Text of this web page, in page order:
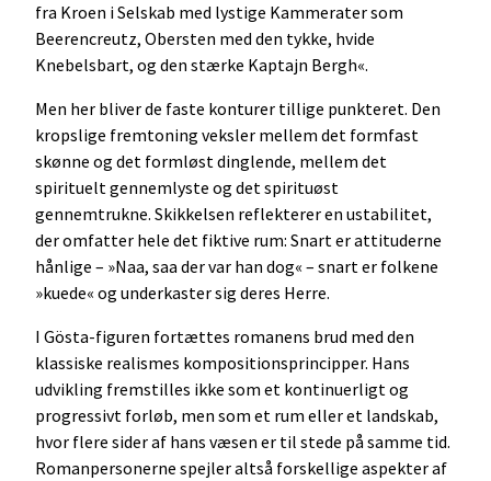
fra Kroen i Selskab med lystige Kammerater som
Beerencreutz, Obersten med den tykke, hvide
Knebelsbart, og den stærke Kaptajn Bergh«.
Men her bliver de faste konturer tillige punkteret. Den
kropslige fremtoning veksler mellem det formfast
skønne og det formløst dinglende, mellem det
spirituelt gennemlyste og det spirituøst
gennemtrukne. Skikkelsen reflekterer en ustabilitet,
der omfatter hele det fiktive rum: Snart er attituderne
hånlige – »Naa, saa der var han dog« – snart er folkene
»kuede« og underkaster sig deres Herre.
I Gösta-figuren fortættes romanens brud med den
klassiske realismes kompositionsprincipper. Hans
udvikling fremstilles ikke som et kontinuerligt og
progressivt forløb, men som et rum eller et landskab,
hvor flere sider af hans væsen er til stede på samme tid.
Romanpersonerne spejler altså forskellige aspekter af